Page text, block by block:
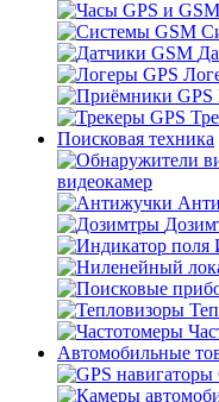
Поисковая техника
видеокамер
Автомобильные